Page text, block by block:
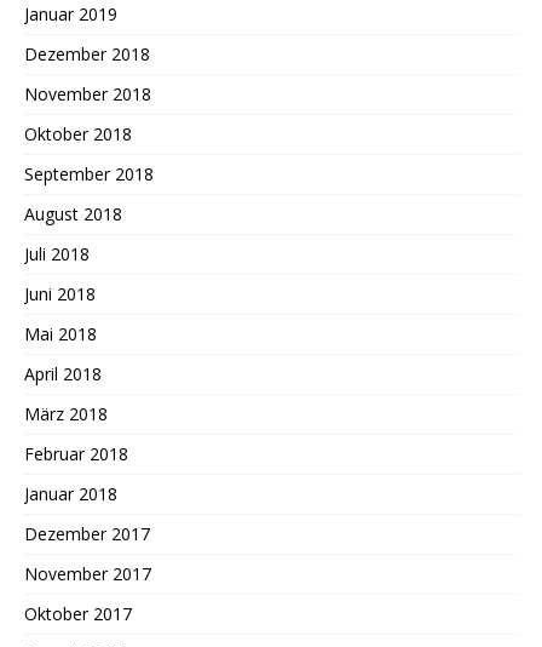
Januar 2019
Dezember 2018
November 2018
Oktober 2018
September 2018
August 2018
Juli 2018
Juni 2018
Mai 2018
April 2018
März 2018
Februar 2018
Januar 2018
Dezember 2017
November 2017
Oktober 2017